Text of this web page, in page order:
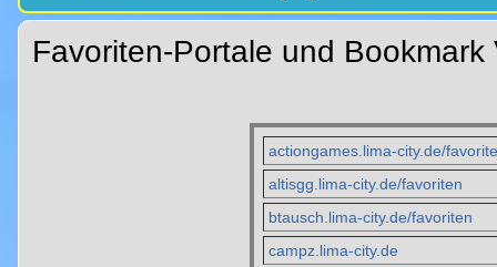
Favoriten-Portale und Bookmark
actiongames.lima-city.de/
altisgg.lima-city.de/favoriten
btausch.lima-city.de/favoriten
campz.lima-city.de